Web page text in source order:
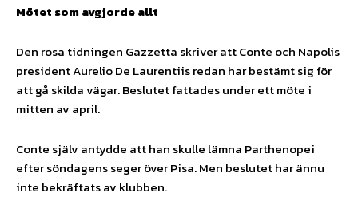
Mötet som avgjorde allt
Den rosa tidningen Gazzetta skriver att Conte och Napolis
president Aurelio De Laurentiis redan har bestämt sig för
att gå skilda vägar. Beslutet fattades under ett möte i
mitten av april.
Conte själv antydde att han skulle lämna Parthenopei
efter söndagens seger över Pisa. Men beslutet har ännu
inte bekräftats av klubben.